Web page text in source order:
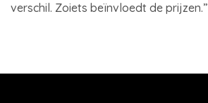
verschil. Zoiets beïnvloedt de prijzen.”